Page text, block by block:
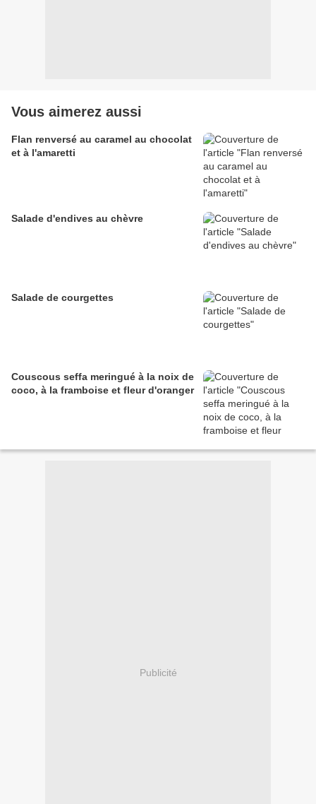
Vous aimerez aussi
Flan renversé au caramel au chocolat
et à l'amaretti
Salade d'endives au chèvre
Salade de courgettes
Couscous seffa meringué à la noix de
coco, à la framboise et fleur d'oranger
Publicité